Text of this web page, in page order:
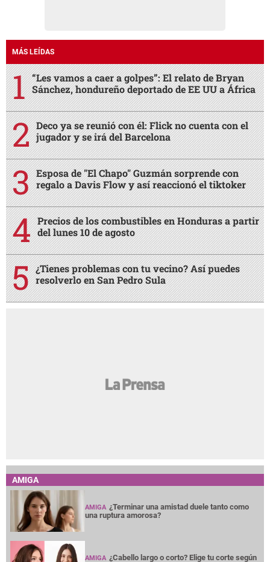
MÁS LEÍDAS
“Les vamos a caer a golpes”: El relato de Bryan
Sánchez, hondureño deportado de EE UU a África
Deco ya se reunió con él: Flick no cuenta con el
jugador y se irá del Barcelona
Esposa de "El Chapo" Guzmán sorprende con
regalo a Davis Flow y así reaccionó el tiktoker
Precios de los combustibles en Honduras a partir
del lunes 10 de agosto
¿Tienes problemas con tu vecino? Así puedes
resolverlo en San Pedro Sula
AMIGA
AMIGA ¿Terminar una amistad duele tanto como
una ruptura amorosa?
AMIGA ¿Cabello largo o corto? Elige tu corte según